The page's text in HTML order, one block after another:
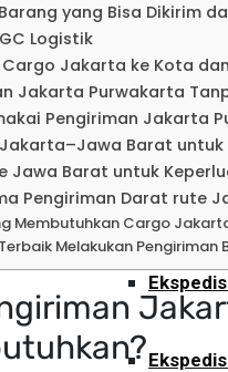
Kalimantan
yang Bisa Dikirim
Logistik
Jakarta ke Kota
Jakarta Purwakarta
Pengiriman Jakarta
Barat untuk
Jawa Barat untuk
Pengiriman Darat rute
Membutuhkan Cargo
Melakukan Pengiriman